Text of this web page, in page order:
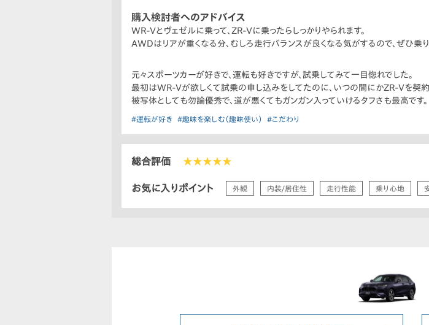
購入検討者へのアドバイス
WR-Vとヴェゼルに乗って、ZR-Vに乗ったらしっかりやられます。
AWDはリアが重くなる分、むしろ走行バランスが良くなる気がするので、ぜひ乗
元々スポーツカーが好きで、運転も好きですが、試乗してみて一目惚れでした。
最初はWR-Vが欲しくて試乗の申し込みをしてたのに、いつの間にかZR-Vを契約
被写体としても勿論優秀で、道が悪くてもガンガン入っていけるタフさも最高です。
#運転が好き #趣味を楽しむ（趣味使い） #こだわり
総合評価 ★★★★★
お気に入りポイント 外観 内装/居住性 走行性能 乗り心地